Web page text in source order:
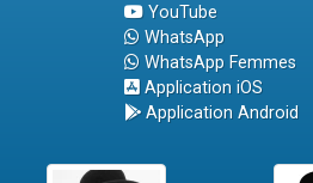
YouTube
WhatsApp
WhatsApp Femmes
Application iOS
Application Android